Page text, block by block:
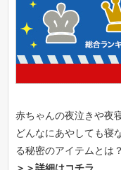
赤ちゃんの夜泣きや夜
どんなにあやしても寝
る秘密のアイテムとは